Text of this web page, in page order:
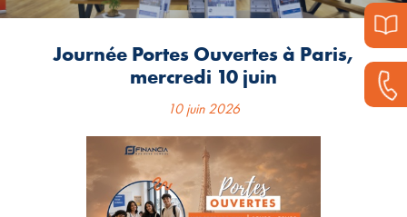
Journée Portes Ouvertes à Paris,
mercredi 10 juin
10 juin 2026